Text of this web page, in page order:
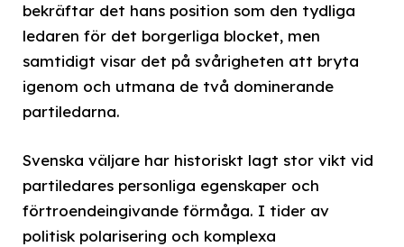
bekräftar det hans position som den tydliga
ledaren för det borgerliga blocket, men
samtidigt visar det på svårigheten att bryta
igenom och utmana de två dominerande
partiledarna.
Svenska väljare har historiskt lagt stor vikt vid
partiledares personliga egenskaper och
förtroendeingivande förmåga. I tider av
politisk polarisering och komplexa